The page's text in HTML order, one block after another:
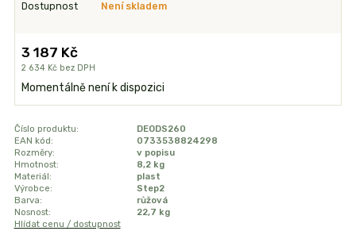
Dostupnost Není skladem
3 187 Kč
2 634 Kč bez DPH
Momentálně není k dispozici
Číslo produktu:
DEODS260
EAN kód:
0733538824298
Rozměry:
v popisu
Hmotnost:
8,2 kg
Materiál:
plast
Výrobce:
Step2
Barva:
růžová
Nosnost:
22,7 kg
Hlídat cenu / dostupnost